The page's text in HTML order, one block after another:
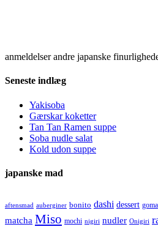
anmeldelser andre japanske
Seneste indlæg
Yakisoba
Gærskar koketter
Tan Tan Ramen suppe
Soba nudle salat
Kold udon suppe
japanske mad
aftensmad auberginer bonito dashi dessert goma
matcha Miso mochi nigiri nudler Onigiri